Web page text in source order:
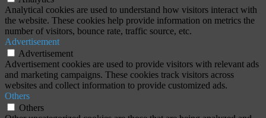
Analytical cookies are used to understand how visitors interact with
the website. These cookies help provide information on metrics the
number of visitors, bounce rate, traffic source, etc.
Advertisement
Advertisement
Advertisement cookies are used to provide visitors with relevant ads
and marketing campaigns. These cookies track visitors across
websites and collect information to provide customized ads.
Others
Others